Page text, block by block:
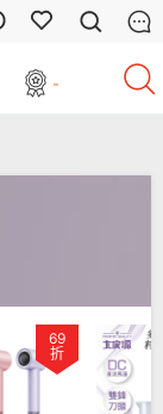
-
45
折